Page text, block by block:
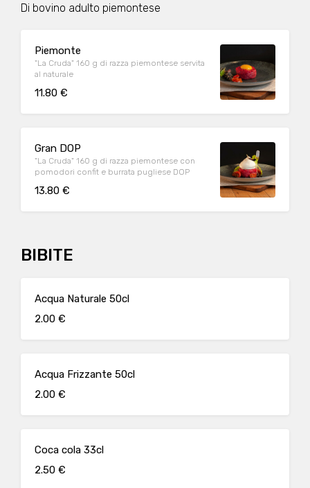
Di bovino adulto piemontese
Piemonte
"La Cruda" 160 g di razza piemontese servita
al naturale
11.80 €
Gran DOP
"La Cruda" 160 g di razza piemontese con
pomodori confit e burrata pugliese DOP
13.80 €
BIBITE
Acqua Naturale 50cl
2.00 €
Acqua Frizzante 50cl
2.00 €
Coca cola 33cl
2.50 €